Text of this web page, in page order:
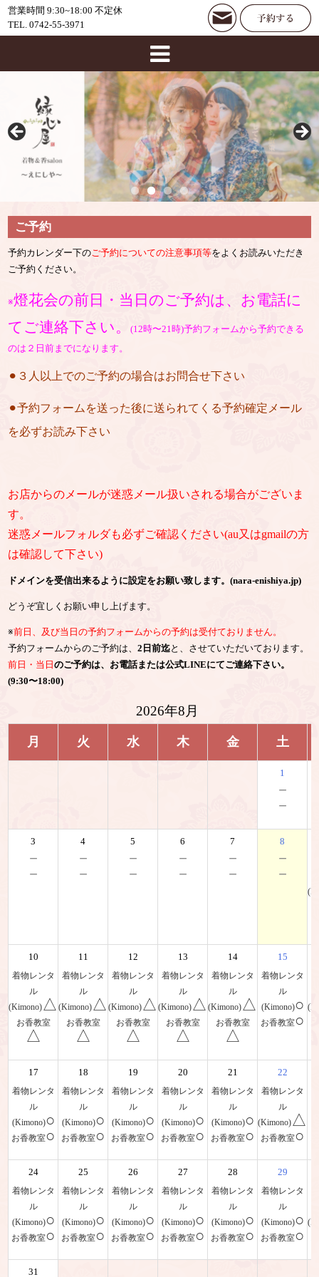
営業時間 9:30~18:00 不定休
TEL. 0742-55-3971
ご予約
予約カレンダー下のご予約についての注意事項等をよくお読みいただき
ご予約ください。
※燈花会の前日・当日のご予約は、お電話に
てご連絡下さい。(12時〜21時)予約フォームから予約できる
のは２日前までになります。
⚫︎３人以上でのご予約の場合はお問合せ下さい
⚫︎予約フォームを送った後に送られてくる予約確定メール
を必ずお読み下さい
お店からのメールが迷惑メール扱いされる場合がございま
す。
迷惑メールフォルダも必ずご確認ください(au又はgmailの方
は確認して下さい)
ドメインを受信出来るように設定をお願い致します。(nara-enishiya.jp)
どうぞ宜しくお願い申し上げます。
※前日、及び当日の予約フォームからの予約は受付ておりません。
予約フォームからのご予約は、2日前迄と、させていただいております。
前日・当日のご予約は、お電話または公式LINEにてご連絡下さい。
(9:30〜18:00)
2026年8月
月 火 水 木 金 土
1
－
－
3
－
－
4
－
－
5
－
－
6
－
－
7
－
－
8
－
－
10
着物レンタ
ル
(Kimono) △
お香教室
△
11
着物レンタ
ル
(Kimono) △
お香教室
△
12
着物レンタ
ル
(Kimono) △
お香教室
△
13
着物レンタ
ル
(Kimono) △
お香教室
△
14
着物レンタ
ル
(Kimono) △
お香教室
△
15
着物レンタ
ル
(Kimono)○
お香教室○
17
着物レンタ
ル
(Kimono)○
お香教室○
18
着物レンタ
ル
(Kimono)○
お香教室○
19
着物レンタ
ル
(Kimono)○
お香教室○
20
着物レンタ
ル
(Kimono)○
お香教室○
21
着物レンタ
ル
(Kimono)○
お香教室○
22
着物レンタ
ル
(Kimono) △
お香教室○
24
着物レンタ
ル
(Kimono)○
お香教室○
25
着物レンタ
ル
(Kimono)○
お香教室○
26
着物レンタ
ル
(Kimono)○
お香教室○
27
着物レンタ
ル
(Kimono)○
お香教室○
28
着物レンタ
ル
(Kimono)○
お香教室○
29
着物レンタ
ル
(Kimono)○
お香教室○
31